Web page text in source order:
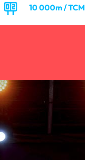
10 000m / TCM